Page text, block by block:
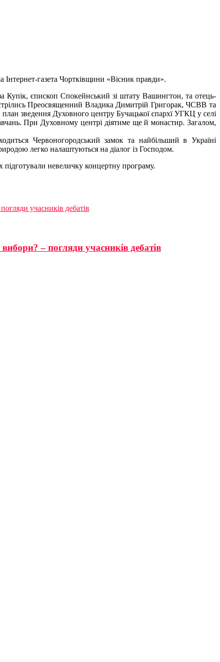
газета Чортківщини «Вісник правди».
Купік, єпископ Спокейнський зі штату Вашингтон, та отець-
Преосвященний Владика Димитрій Григорак, ЧСВВ та
план зведення Духовного центру Бучацької єпархї УГКЦ у селі
При Духовному центрі діятиме ще й монастир. Загалом,
Червоногородський замок та найбільший в Україні
легко налаштуються на діалог із Господом.
невеличку концертну програму.
учасників дебатів
– погляди учасників дебатів